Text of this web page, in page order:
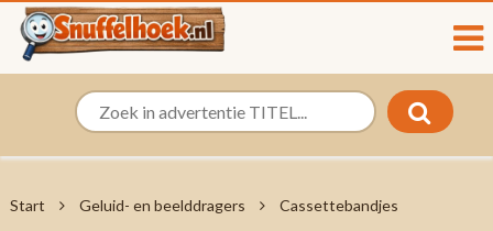
Start Geluid- en beelddragers Cassettebandjes